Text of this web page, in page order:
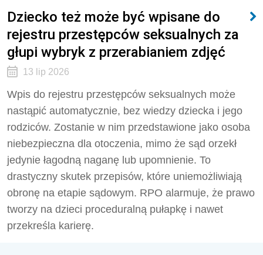
Dziecko też może być wpisane do
rejestru przestępców seksualnych za
głupi wybryk z przerabianiem zdjęć
13 lip 2026
Wpis do rejestru przestępców seksualnych może
nastąpić automatycznie, bez wiedzy dziecka i jego
rodziców. Zostanie w nim przedstawione jako osoba
niebezpieczna dla otoczenia, mimo że sąd orzekł
jedynie łagodną naganę lub upomnienie. To
drastyczny skutek przepisów, które uniemożliwiają
obronę na etapie sądowym. RPO alarmuje, że prawo
tworzy na dzieci proceduralną pułapkę i nawet
przekreśla karierę.